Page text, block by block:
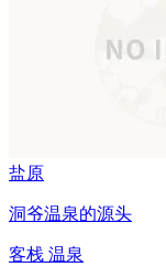
盐原
洞爷温泉的源头
客栈 温泉